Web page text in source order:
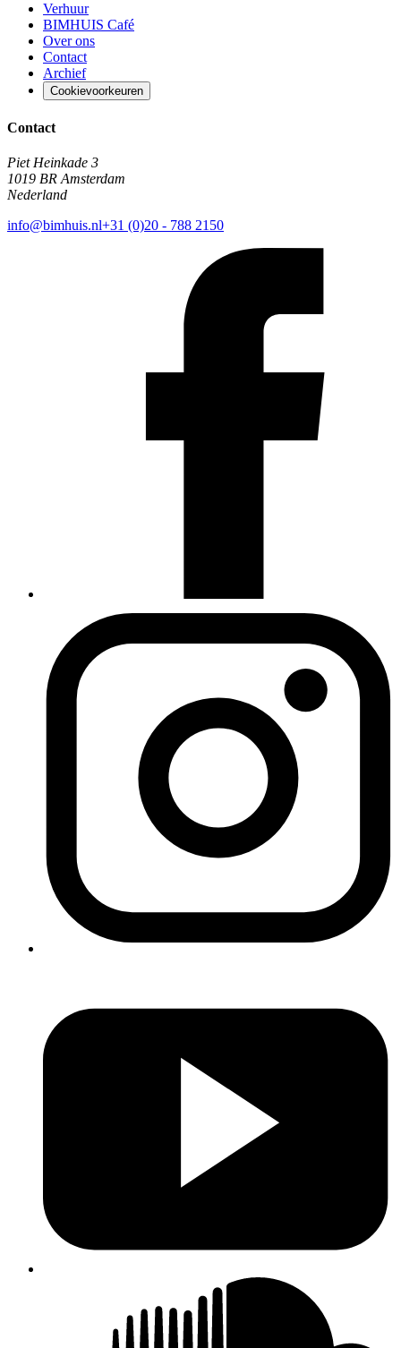
Verhuur
BIMHUIS Café
Over ons
Contact
Archief
Cookievoorkeuren
Contact
Piet Heinkade 3
1019 BR Amsterdam
Nederland
info@bimhuis.nl+31 (0)20 - 788 2150